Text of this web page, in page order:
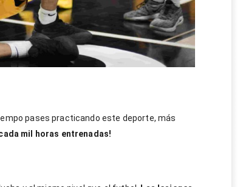
pases practicando este deporte, más
mil horas entrenadas!